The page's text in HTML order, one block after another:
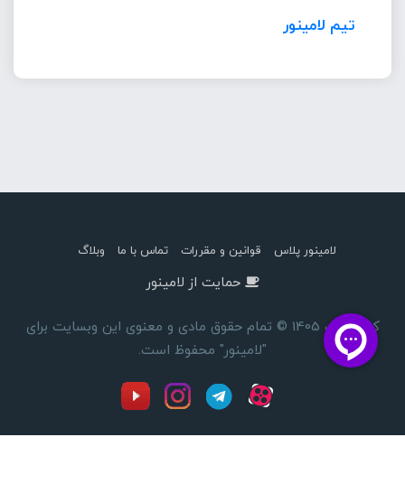
تیم لامینور
لامینور پلاس قوانین و مقررات تماس با ما وبلاگ
حمایت از لامینور
کپی رایت 1405 © تمام حقوق مادی و معنوی این وبسایت برای
"لامینور" محفوظ است.